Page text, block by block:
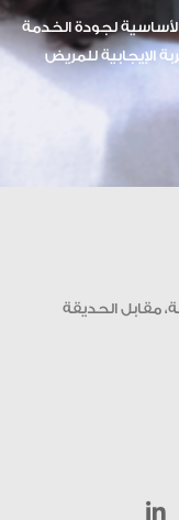
لجودة الخدمة
الإيجابية للمريض
مقابل الحديقة